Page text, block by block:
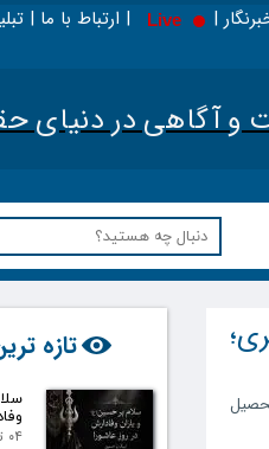
در اینجا بخوانید - ویژه
| | ارتباط با ما |
Live
و آگاهی در دنیای
تازه
۰۴ تیر ۰۵